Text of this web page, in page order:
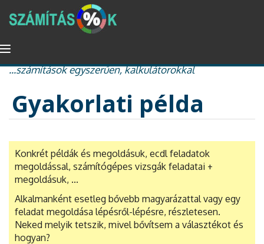
Ugrás
tartalomra
átkapcsolása
százalékszámítás, kamat és kamatos kamat, nyugdíj
...számítások egyszerűen, kalkulátorokkal
Gyakorlati példa
Konkrét példák és megoldásuk, ecdl feladatok
megoldással, számítógépes vizsgák feladatai +
megoldásuk, ...
Alkalmanként esetleg bővebb magyarázattal vagy egy
feladat megoldása lépésről-lépésre, részletesen.
Neked melyik tetszik, mivel bővítsem a választékot és
hogyan?